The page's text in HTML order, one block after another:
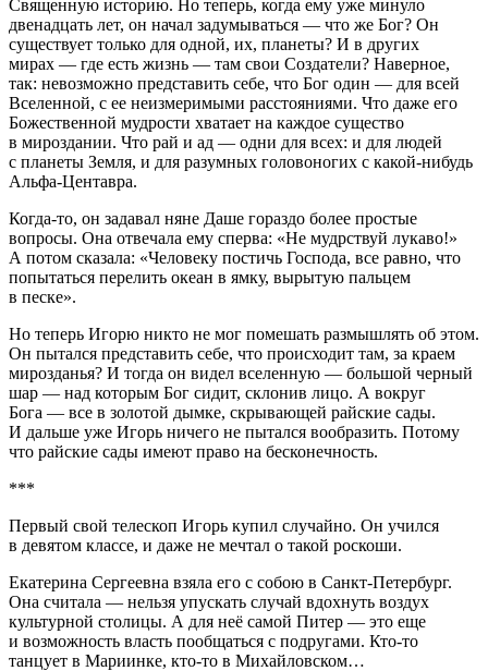
Священную историю. Но теперь, когда ему уже минуло
двенадцать лет, он начал задумываться — что же Бог? Он
существует только для одной, их, планеты? И в других
мирах — где есть жизнь — там свои Создатели? Наверное,
так: невозможно представить себе, что Бог один — для всей
Вселенной, с ее неизмеримыми расстояниями. Что даже его
Божественной мудрости хватает на каждое существо
в мироздании. Что рай и ад — одни для всех: и для людей
с планеты Земля, и для разумных головоногих с какой-нибудь
Альфа-Центавра.
Когда-то, он задавал няне Даше гораздо более простые
вопросы. Она отвечала ему сперва: «Не мудрствуй лукаво!»
А потом сказала: «Человеку постичь Господа, все равно, что
попытаться перелить океан в ямку, вырытую пальцем
в песке».
Но теперь Игорю никто не мог помешать размышлять об этом.
Он пытался представить себе, что происходит там, за краем
мирозданья? И тогда он видел вселенную — большой черный
шар — над которым Бог сидит, склонив лицо. А вокруг
Бога — все в золотой дымке, скрывающей райские сады.
И дальше уже Игорь ничего не пытался вообразить. Потому
что райские сады имеют право на бесконечность.
***
Первый свой телескоп Игорь купил случайно. Он учился
в девятом классе, и даже не мечтал о такой роскоши.
Екатерина Сергеевна взяла его с собою в Санкт-Петербург.
Она считала — нельзя упускать случай вдохнуть воздух
культурной столицы. А для неё самой Питер — это еще
и возможность власть пообщаться с подругами. Кто-то
танцует в Мариинке, кто-то в Михайловском…